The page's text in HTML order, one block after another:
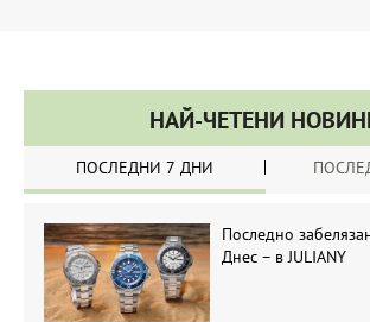
НАЙ-ЧЕТЕНИ
ПОСЛЕДНИ 7 ДНИ
Последно
Днес – в JULIANY